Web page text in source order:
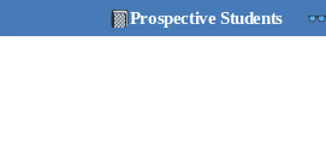
Prospective Students